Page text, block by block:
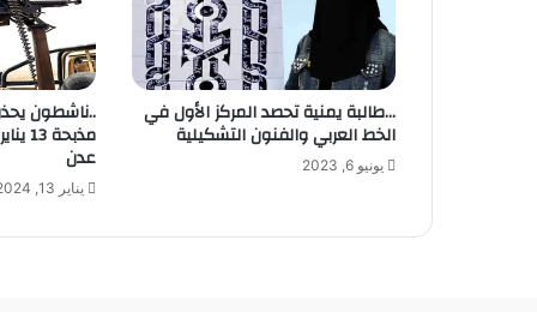
ت
ر
و
ن
ي
…طالبة يمنية تحصد المركز الأول في
الخط العربي والفنون التشكيلية
يونيو 6, 2023
..ناشطون
عدن
يناير 13, 2024